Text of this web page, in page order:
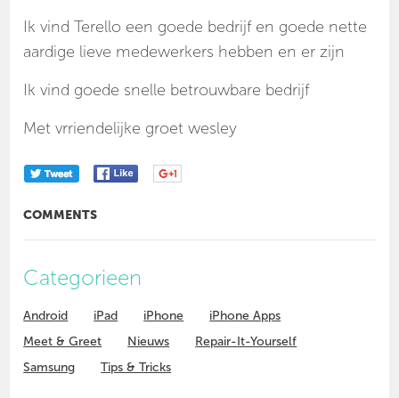
Ik vind Terello een goede bedrijf en goede nette
aardige lieve medewerkers hebben en er zijn
Ik vind goede snelle betrouwbare bedrijf
Met vrriendelijke groet wesley
COMMENTS
Categorieen
Android iPad iPhone
iPhone Apps
Meet & Greet
Nieuws
Repair-It-Yourself
Samsung
Tips & Tricks